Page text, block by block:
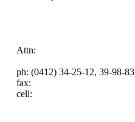
Attn:
ph: (0412) 34-25-12, 39-98-83
fax:
cell: